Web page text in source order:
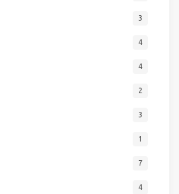
3
4
4
2
3
1
7
4